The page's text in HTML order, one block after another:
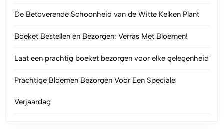
De Betoverende Schoonheid van de Witte Kelken Plant
Boeket Bestellen en Bezorgen: Verras Met Bloemen!
Laat een prachtig boeket bezorgen voor elke gelegenheid
Prachtige Bloemen Bezorgen Voor Een Speciale
Verjaardag